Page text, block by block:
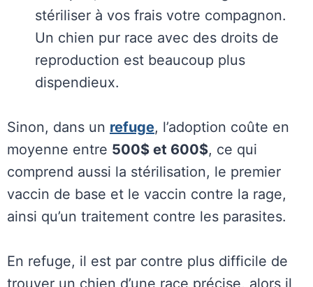
stériliser à vos frais votre compagnon.
Un chien pur race avec des droits de
reproduction est beaucoup plus
dispendieux.
Sinon, dans un refuge, l’adoption coûte en
moyenne entre 500$ et 600$, ce qui
comprend aussi la stérilisation, le premier
vaccin de base et le vaccin contre la rage,
ainsi qu’un traitement contre les parasites.
En refuge, il est par contre plus difficile de